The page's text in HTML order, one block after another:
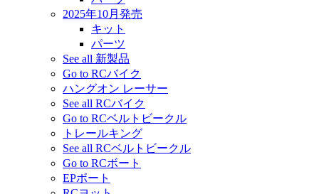
2025年10月発売
キット
パーツ
See all 新製品
Go to RCバイク
ハングオン レーサー
See all RCバイク
Go to RCベルトビークル
トレールキング
See all RCベルトビークル
Go to RCボート
EPボート